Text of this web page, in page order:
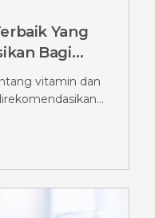
Yang
Bagi
vitamin dan